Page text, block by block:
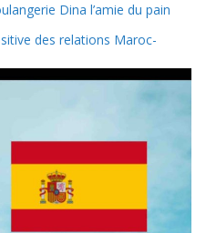
des relations Maroc-